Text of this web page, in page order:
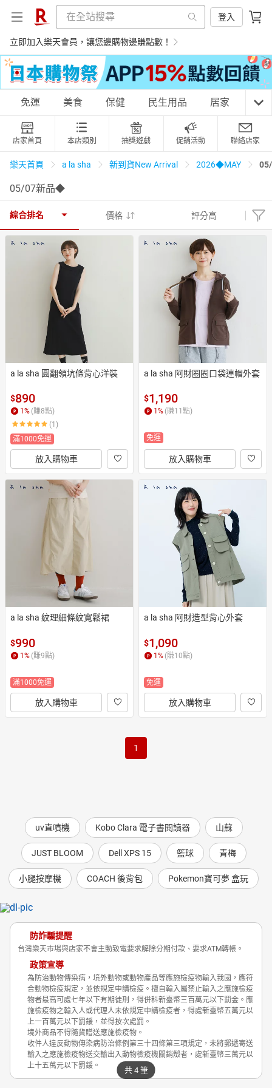
登入
立即加入樂天會員，讓您邊購物邊賺點數！
購物網分類
天天免運 美食蛋糕 養生保健 民生用品
居家生活 3C家電 親子玩具
日本購物 電子/紙本書
免運 美食 保健 民生用品 居家 3C
店家首頁 本店類別 抽獎遊戲 促銷活動 聯絡店家
樂天首頁 a la sha 新到貨New Arrival 2026◆MAY
05/07新品◆
綜合排名 價格 評分高
a la sha 圓翻領坑條背心洋裝
$890
1 % (賺8點)
(1)
滿1000免運
放入購物車
a la sha 阿財圈圈口袋連帽外套
$1,190
1 % (賺11 點)
免運
放入購物車
a la sha 紋理細條紋寬鬆裙
$990
1% (賺9點)
滿1000免運
放入購物車
a la sha 阿財造型背心外套
$1,090
1% (賺10點)
免運
放入購物車
1
共 4 筆
uv直噴機 Kobo Clara 電子書閱讀器 山蘇
JUST BLOOM Dell XPS 15 籃球 青梅
小腿按摩機 COACH 後背包 Pokemon寶可夢 盒玩
防詐騙提醒
台灣樂天市場與店家不會主動致電要求解除分期付款、要求ATM轉帳。
政策宣導
為防治動物傳染病，境外動物或動物產品等應施檢疫物輸入我國，應符
合動物檢疫規定，並依規定申請檢疫。擅自輸入屬禁止輸入之應施檢疫
物者最高可處七年以下有期徒刑，得併科新臺幣三百萬元以下罰金。應
施檢疫物之輸入人或代理人未依規定申請檢疫者，得處新臺幣五萬元以
上一百萬元以下罰鍰，並得按次處罰。
境外商品不得隨貨贈送應施檢疫物。
收件人違反動物傳染病防治條例第三十四條第三項規定，未將郵遞寄送
輸入之應施檢疫物送交輸出入動物檢疫機關銷燬者，處新臺幣三萬元以
上十五萬元以下罰鍰。